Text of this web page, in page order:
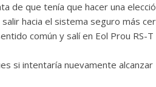
de que tenía que hacer una
hacia el sistema seguro más
común y salí en Eol Prou RS-T
si intentaría nuevamente alcanzar